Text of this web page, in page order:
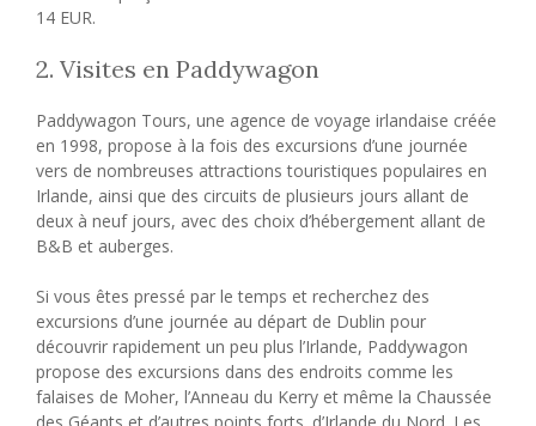
14 EUR.
2. Visites en Paddywagon
Paddywagon Tours, une agence de voyage irlandaise créée
en 1998, propose à la fois des excursions d’une journée
vers de nombreuses attractions touristiques populaires en
Irlande, ainsi que des circuits de plusieurs jours allant de
deux à neuf jours, avec des choix d’hébergement allant de
B&B et auberges.
Si vous êtes pressé par le temps et recherchez des
excursions d’une journée au départ de Dublin pour
découvrir rapidement un peu plus l’Irlande, Paddywagon
propose des excursions dans des endroits comme les
falaises de Moher, l’Anneau du Kerry et même la Chaussée